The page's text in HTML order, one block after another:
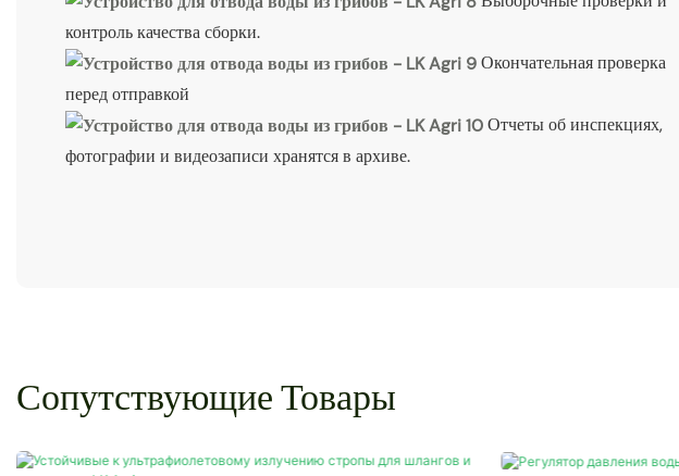
контроль качества сборки.
Окончательная проверка
перед отправкой
Отчеты об инспекциях,
фотографии и видеозаписи хранятся в архиве.
Сопутствующие Товары